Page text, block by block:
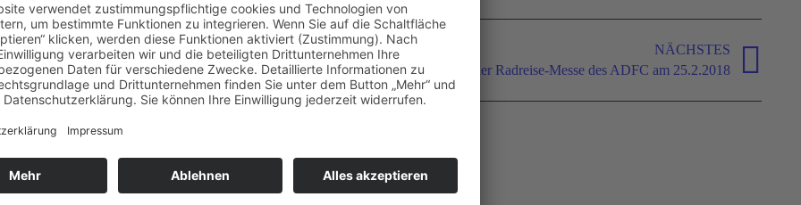
NÄCHSTES
Nächster
Beitrag:
Info-Stand bei der Radreise-Messe des ADFC am 25.2.2018
Ähnliche News-Einträge